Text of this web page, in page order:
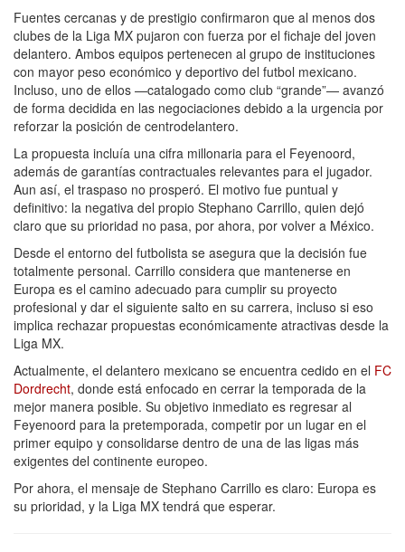
Fuentes cercanas y de prestigio confirmaron que al menos dos
clubes de la Liga MX pujaron con fuerza por el fichaje del joven
delantero. Ambos equipos pertenecen al grupo de instituciones
con mayor peso económico y deportivo del futbol mexicano.
Incluso, uno de ellos —catalogado como club “grande”— avanzó
de forma decidida en las negociaciones debido a la urgencia por
reforzar la posición de centrodelantero.
La propuesta incluía una cifra millonaria para el Feyenoord,
además de garantías contractuales relevantes para el jugador.
Aun así, el traspaso no prosperó. El motivo fue puntual y
definitivo: la negativa del propio Stephano Carrillo, quien dejó
claro que su prioridad no pasa, por ahora, por volver a México.
Desde el entorno del futbolista se asegura que la decisión fue
totalmente personal. Carrillo considera que mantenerse en
Europa es el camino adecuado para cumplir su proyecto
profesional y dar el siguiente salto en su carrera, incluso si eso
implica rechazar propuestas económicamente atractivas desde la
Liga MX.
Actualmente, el delantero mexicano se encuentra cedido en el FC
Dordrecht, donde está enfocado en cerrar la temporada de la
mejor manera posible. Su objetivo inmediato es regresar al
Feyenoord para la pretemporada, competir por un lugar en el
primer equipo y consolidarse dentro de una de las ligas más
exigentes del continente europeo.
Por ahora, el mensaje de Stephano Carrillo es claro: Europa es
su prioridad, y la Liga MX tendrá que esperar.